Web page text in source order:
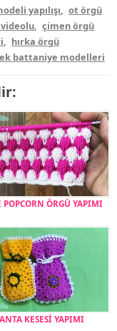
yapılışı
ot örgü
çimen örgü
hırka örgü
battaniye modelleri
POPCORN ÖRGÜ YAPIMI
KESESİ YAPIMI